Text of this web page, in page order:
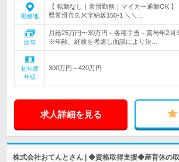
勤務地
【 転勤なし｜常滑勤務｜マイカー通勤OK
県常滑市久米字納坂150-1 ＼＼…
給与
月給25万円〜30万円＋各種手当＋賞与年2
※年齢、経験を考慮し面談により決…
初年度
年収
300万円～420万円
求人詳細を見る
株式会社おてんとさん | ◆資格取得支援◆産育休の